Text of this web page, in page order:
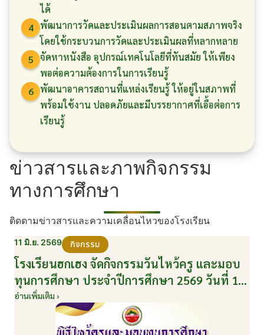
ได้
4 พัฒนาการวัดและประเมินผลการสอนตามสภาพจริง
โดยใช้กระบวนการวัดและประเมินผลที่หลากหลาย
5 จัดหาหนังสือ อุปกรณ์เทคโนโลยีที่ทันสมัย ให้เพียง
พอต่อความต้องการในการเรียนรู้
6 พัฒนาอาคารสถานที่แหล่งเรียนรู้ ให้อยู่ในสภาพที่
พร้อมใช้งาน ปลอดภัยและมีบรรยากาศที่เอื้อต่อการ
เรียนรู้
ข่าวสารและภาพกิจกรรม
ทางการศึกษา
ติดตามข่าวสารและความเคลื่อนไหวของโรงเรียน
11 มิ.ย. 2569 กิจกรรม
โรงเรียนฮกเฮง จัดกิจกรรมวันไหว้ครู และมอบ
ทุนการศึกษา ประจำปีการศึกษา 2569 วันที่ 11
มิถุนายน 2569
อ่านเพิ่มเติม ›